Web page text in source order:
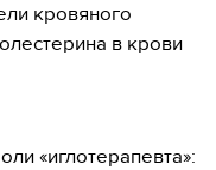
кровяного
в крови
«иглотерапевта»: